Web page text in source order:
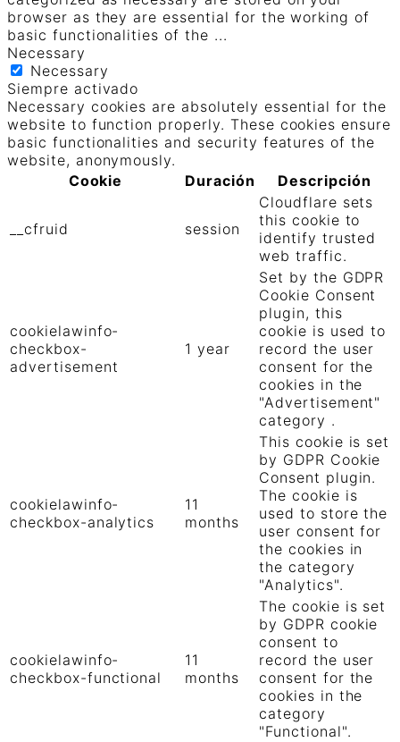
browser as they are essential for the working of
basic functionalities of the ...
Necessary
Necessary
Siempre activado
Necessary cookies are absolutely essential for the
website to function properly. These cookies ensure
basic functionalities and security features of the
website, anonymously.
Cookie
Duración Descripción
__cfruid session
Cloudflare sets
this cookie to
identify trusted
web traffic.
cookielawinfo-
checkbox-
advertisement
1 year
Set by the GDPR
Cookie Consent
plugin, this
cookie is used to
record the user
consent for the
cookies in the
"Advertisement"
category .
cookielawinfo-
checkbox-analytics
11
months
This cookie is set
by GDPR Cookie
Consent plugin.
The cookie is
used to store the
user consent for
the cookies in
the category
"Analytics".
cookielawinfo-
checkbox-functional
11
months
The cookie is set
by GDPR cookie
consent to
record the user
consent for the
cookies in the
category
"Functional".